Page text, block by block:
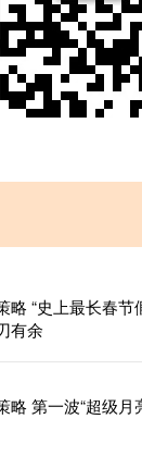
略 “史上最长春节
有余
略 第一波“超级